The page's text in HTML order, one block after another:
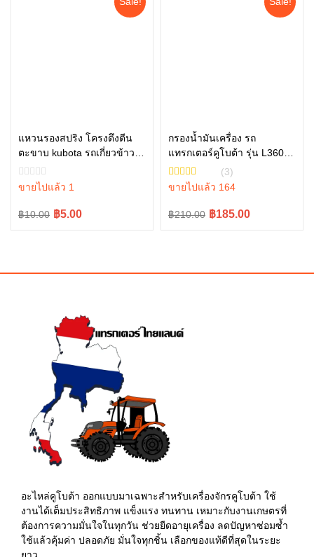
แหวนรองสปริง โครงตึงตีน
ตะขาบ kubota รถเกี่ยวข้าวคู
โบต้า รุ่น DC70 04512-
50140
ขายไปแล้ว 1
฿10.00
Original฿5.00
Current
หยิบใส่ตะกร้า
กรองน้ำมันเครื่อง รถ
แทรกเตอร์คูโบต้า รุ่น L3608,
L4018, L4508, L4708,
L5018, M6040 , W9501-
(3)
ขายไปแล้ว 164
฿210.00
Original ฿185.00
Current
หยิบใส่ตะกร้า
อะไหล่คูโบต้า ออกแบบมาเฉพาะสำหรับเครื่องจักรคูโบต้า ใช้
งานได้เต็มประสิทธิภาพ แข็งแรง ทนทาน เหมาะกับงานเกษตรที่
ต้องการความมั่นใจในทุกวัน ช่วยยืดอายุเครื่อง ลดปัญหาซ่อมซ้ำ
ใช้แล้วคุ้มค่า ปลอดภัย มั่นใจทุกชิ้น เลือกของแท้ดีที่สุดในระยะ
ยาว